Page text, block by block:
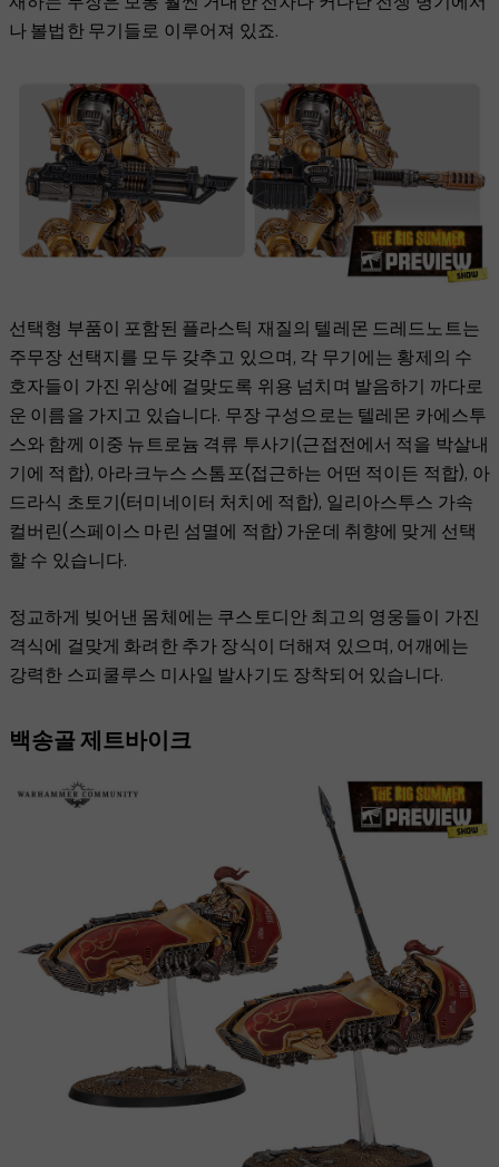
나 볼법한 무기들로 이루어져 있죠.
선택형 부품이 포함된 플라스틱 재질의 텔레몬 드레드노트는
주무장 선택지를 모두 갖추고 있으며, 각 무기에는 황제의 수
호자들이 가진 위상에 걸맞도록 위용 넘치며 발음하기 까다로
운 이름을 가지고 있습니다. 무장 구성으로는 텔레몬 카에스투
스와 함께 이중 뉴트로늄 격류 투사기(근접전에서 적을 박살내
기에 적합), 아라크누스 스톰포(접근하는 어떤 적이든 적합), 아
드라식 초토기(터미네이터 처치에 적합), 일리아스투스 가속
컬버린(스페이스 마린 섬멸에 적합) 가운데 취향에 맞게 선택
할 수 있습니다.
정교하게 빚어낸 몸체에는 쿠스토디안 최고의 영웅들이 가진
격식에 걸맞게 화려한 추가 장식이 더해져 있으며, 어깨에는
강력한 스피쿨루스 미사일 발사기도 장착되어 있습니다.
백송골 제트바이크